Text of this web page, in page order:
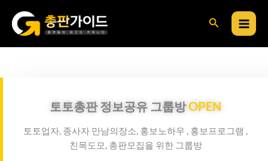
너
검
토토총판 정보공유 그룹방OPEN
토토업자, 종사자 만남의장소, 홍보노하우 , 홍보프로그램 ,
친목도모, 총판모집을 위한 그룹방